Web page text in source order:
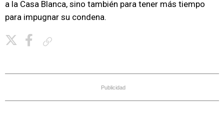
a la Casa Blanca, sino también para tener más tiempo
para impugnar su condena.
Publicidad